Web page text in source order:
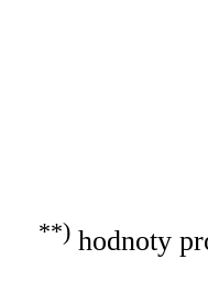
**)hodnoty